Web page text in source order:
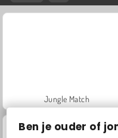
Ben je ouder of
Jungle Match